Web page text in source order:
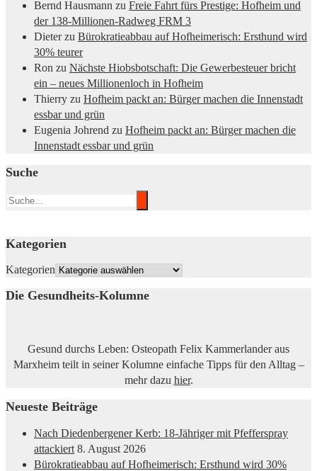
Bernd Hausmann zu Freie Fahrt fürs Prestige: Hofheim und
der 138-Millionen-Radweg FRM 3
Dieterzu Bürokratieabbau auf Hofheimerisch: Ersthund wird
30% teurer
Ron zu Nächste Hiobsbotschaft: Die Gewerbesteuer bricht
ein – neues Millionenloch in Hofheim
Thierry zu Hofheim packt an: Bürger machen die Innenstadt
essbar und grün
Eugenia Johrend zu Hofheim packt an: Bürger machen die
Innenstadt essbar und grün
Suche
Kategorien
Kategorien
Die Gesundheits-Kolumne
Gesund durchs Leben: Osteopath Felix Kammerlander aus
Marxheim teilt in seiner Kolumne einfache Tipps für den Alltag –
mehr dazu hier.
Neueste Beiträge
Nach Diedenbergener Kerb: 18-Jähriger mit Pfefferspray
attackiert 8. August 2026
Bürokratieabbau auf Hofheimerisch: Ersthund wird 30%